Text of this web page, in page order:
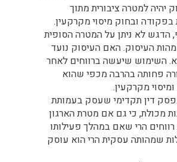
יהיה למטרה ציבורית מתוך
ובחוק מיסוי מקרקעין.
הדגש לא ניתן על המטרה הסופית
העיסוק. האם העיסוק נועד
השימוש שיעשה ברווחים לאחר
פחותה בהרבה מכפי שהוא
מקרקעין.
דין תקדימי שעסק בעמותת
מכולת, כי גם אם מטרת הארגון
הרי שאם במהלך פעילותו
שמהותה עסקית הרי הוא עוסק